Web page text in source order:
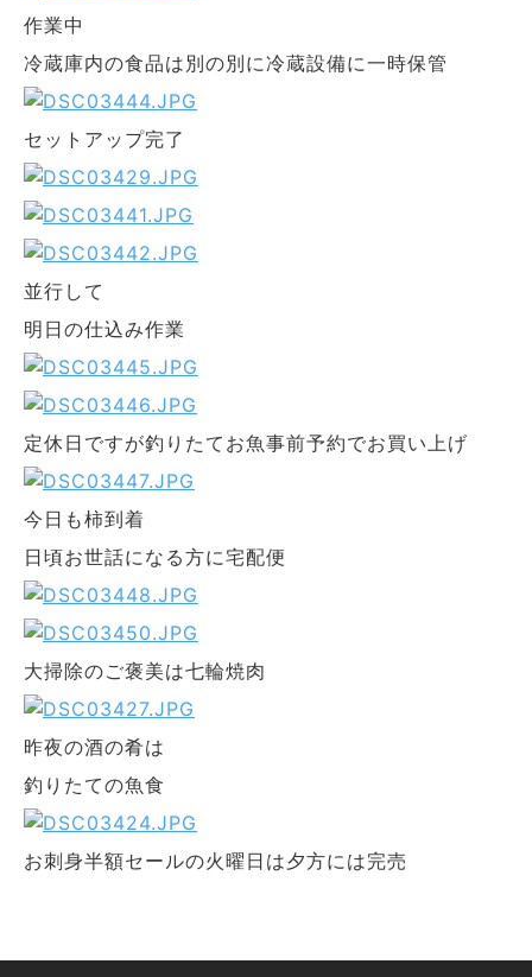
作業中
冷蔵庫内の食品は別の別に冷蔵設備に一時保管
セットアップ完了
並行して
明日の仕込み作業
定休日ですが釣りたてお魚事前予約でお買い上げ
今日も柿到着
日頃お世話になる方に宅配便
大掃除のご褒美は七輪焼肉
昨夜の酒の肴は
釣りたての魚食
お刺身半額セールの火曜日は夕方には完売